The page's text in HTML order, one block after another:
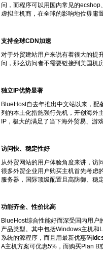
问，而程序可以用国内常见的
虚拟主机商，在全球的影响地位毋庸
支持全球CDN加速
对于外贸建站用户来说有着很大的提
问，那么访问者不需要链接到美国机
独立IP优势显著
BlueHost自去年推出中文站以来，
列的本土化措施强行先机，开创海外
IP，极大的满足了当下海外贸易、游
访问快、稳定性好
从外贸网站的用户体验角度来讲，访
很多外贸企业用户购买主机首先考虑
服务器，国际顶级配置且高防御、稳定
功能齐全、性价比高
BlueHost综合性能好而深受国内用
产品类型。其中包括Windows主机
系统的源程序，而且用最新优惠码
A主机方案可优惠5%，而购买Plan B